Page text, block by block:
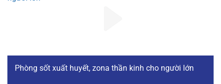
Phòng sốt xuất huyết, zona thần kinh cho người lớn